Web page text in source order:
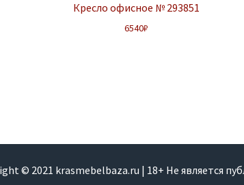
Кресло офисное № 293851
6540₽
© 2021 krasmebelbaza.ru | 18+ Не является